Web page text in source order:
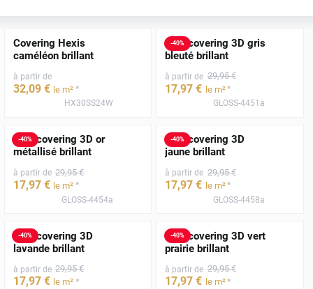
Covering Hexis
caméléon brillant
à partir de
32,09 € le m² *
HX30SS24W
-40%
Film covering 3D gris
bleuté brillant
à partir de 29,95 €
17,97 € le m²*
GLOSS-4451a
-40%
Film covering 3D or
métallisé brillant
à partir de 29,95 €
17,97 € le m² *
GLOSS-4454a
-40%
Film covering 3D
jaune brillant
à partir de 29,95 €
17,97 € le m²*
GLOSS-4458a
-40%
Film covering 3D
lavande brillant
à partir de 29,95 €
17,97 € le m² *
-40%
Film covering 3D vert
prairie brillant
à partir de 29,95 €
17,97 € le m²*